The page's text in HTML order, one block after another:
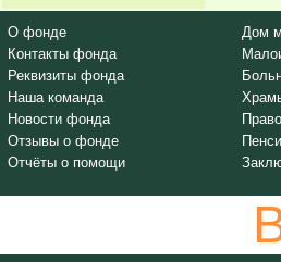
О фонде
Контакты фонда
Реквизиты фонда
Наша команда
Новости фонда
Отзывы о фонде
Отчёты о помощи
Дом